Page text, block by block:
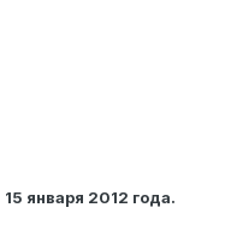
15 января 2012 года.